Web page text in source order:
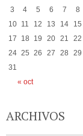
« oct
3
4 5 6 7 8
10
11 12 13 14 15
17
18 19 20 21 22
24 25 26 27 28 29
31
ARCHIVOS